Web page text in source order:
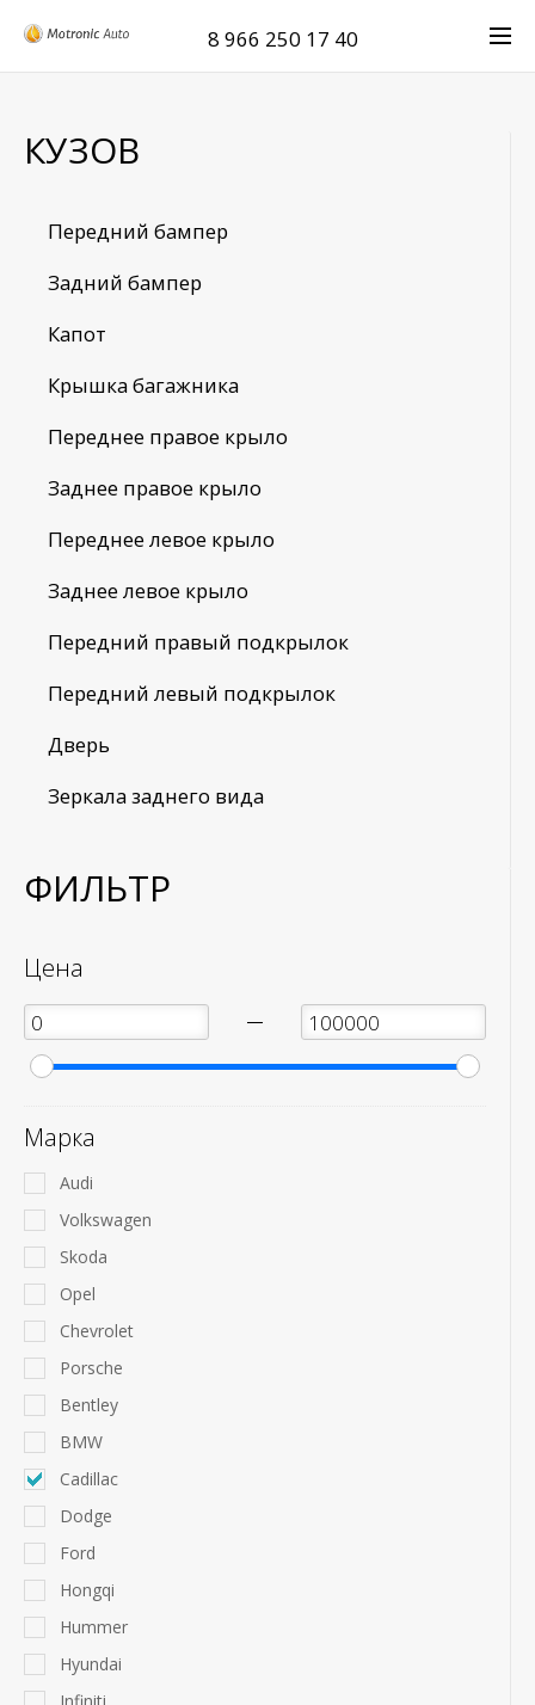
8 966 250 17 40
КУЗОВ
Передний бампер
Задний бампер
Капот
Крышка багажника
Переднее правое крыло
Заднее правое крыло
Переднее левое крыло
Заднее левое крыло
Передний правый подкрылок
Передний левый подкрылок
Дверь
Зеркала заднего вида
ФИЛЬТР
Цена
—
Марка
Audi
Volkswagen
Skoda
Opel
Chevrolet
Porsche
Bentley
BMW
Cadillac
Dodge
Ford
Hongqi
Hummer
Hyundai